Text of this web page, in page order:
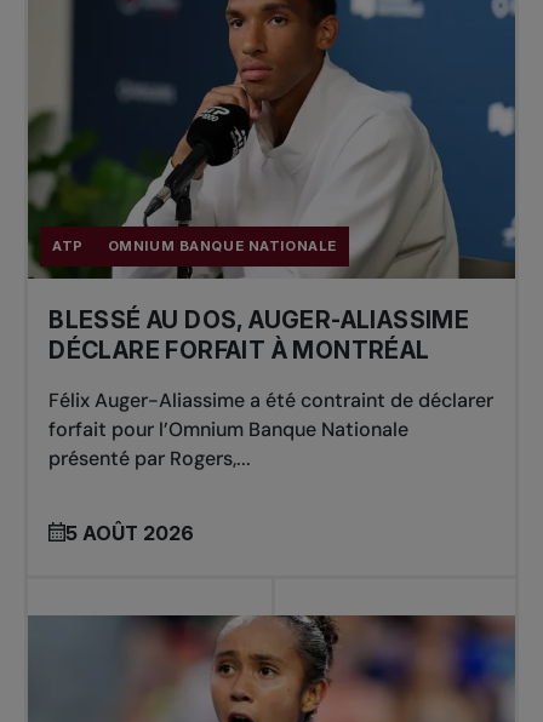
ATP OMNIUM BANQUE NATIONALE
BLESSÉ AU DOS, AUGER-ALIASSIME
DÉCLARE FORFAIT À MONTRÉAL
Félix Auger-Aliassime a été contraint de déclarer
forfait pour l’Omnium Banque Nationale
présenté par Rogers,...
5 AOÛT 2026